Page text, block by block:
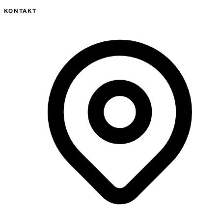
KONTAKT